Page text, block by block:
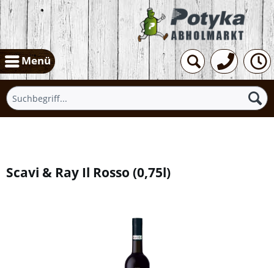
Menü
Scavi & Ray Il Rosso (0,75l)